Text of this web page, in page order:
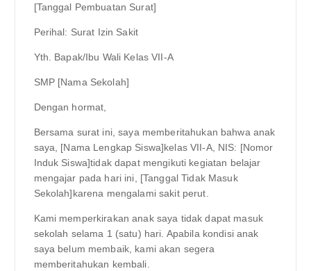
[Tanggal Pembuatan Surat]
Perihal: Surat Izin Sakit
Yth. Bapak/Ibu Wali Kelas VII-A
SMP [Nama Sekolah]
Dengan hormat,
Bersama surat ini, saya memberitahukan bahwa anak
saya, [Nama Lengkap Siswa]kelas VII-A, NIS: [Nomor
Induk Siswa]tidak dapat mengikuti kegiatan belajar
mengajar pada hari ini, [Tanggal Tidak Masuk
Sekolah]karena mengalami sakit perut.
Kami memperkirakan anak saya tidak dapat masuk
sekolah selama 1 (satu) hari. Apabila kondisi anak
saya belum membaik, kami akan segera
memberitahukan kembali.